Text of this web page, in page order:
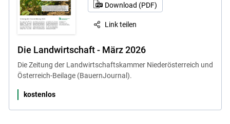
Download (PDF)
Link teilen
Die Landwirtschaft - März 2026
Die Zeitung der Landwirtschaftskammer Niederösterreich und
Österreich-Beilage (BauernJournal).
kostenlos